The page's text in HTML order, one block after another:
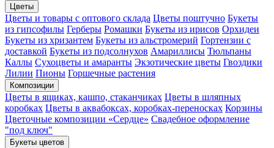
Цветы
Цветы и товары с оптового склада Цветы поштучно Букеты
из гипсофилы Герберы Ромашки Букеты из ирисов Орхидеи
Букеты из хризантем Букеты из альстромерий Гортензии с
доставкой Букеты из подсолнухов Амариллисы Тюльпаны
Каллы Сухоцветы и амаранты Экзотические цветы Гвоздики
Лилии Пионы Горшечные растения
Композиции
Цветы в ящиках, кашпо, стаканчиках Цветы в шляпных
коробках Цветы в аквабоксах, коробках-переносках Корзины
Цветочные композиции «Сердце» Свадебное оформление
"под ключ"
Букеты цветов